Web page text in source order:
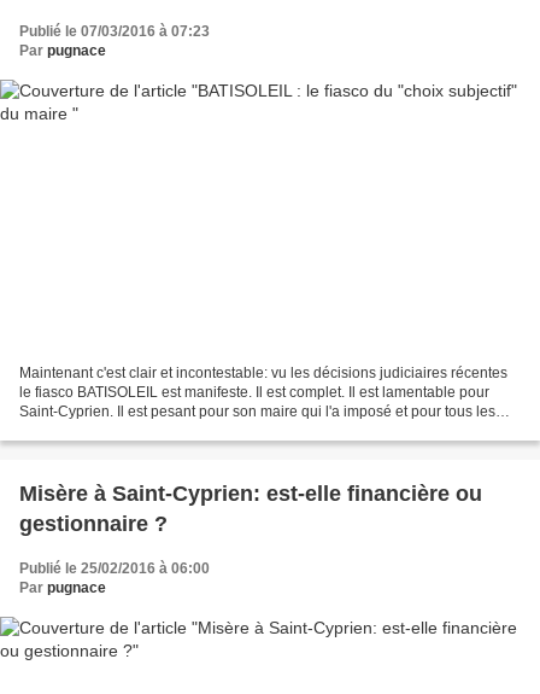
Publié le 07/03/2016 à 07:23
Par pugnace
Maintenant c'est clair et incontestable: vu les décisions judiciaires récentes
le fiasco BATISOLEIL est manifeste. Il est complet. Il est lamentable pour
Saint-Cyprien. Il est pesant pour son maire qui l'a imposé et pour tous les
Misère à Saint-Cyprien: est-elle financière ou
gestionnaire ?
Publié le 25/02/2016 à 06:00
Par pugnace